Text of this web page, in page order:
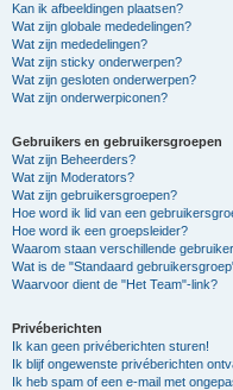
Kan ik afbeeldingen plaatsen?
Wat zijn globale mededelingen?
Wat zijn mededelingen?
Wat zijn sticky onderwerpen?
Wat zijn gesloten onderwerpen?
Wat zijn onderwerpiconen?
Gebruikers en gebruikersgroepen
Wat zijn Beheerders?
Wat zijn Moderators?
Wat zijn gebruikersgroepen?
Hoe word ik lid van een
Hoe word ik een groepsleider?
Waarom staan verschillende
Wat is de "Standaard
Waarvoor dient de "Het Team"-link?
Privéberichten
Ik kan geen privéberichten sturen!
Ik blijf ongewenste privéberichten
Ik heb spam of een e-mail met